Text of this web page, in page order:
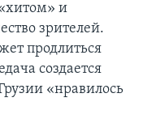
и
зрителей.
продлиться
создается
«нравилось